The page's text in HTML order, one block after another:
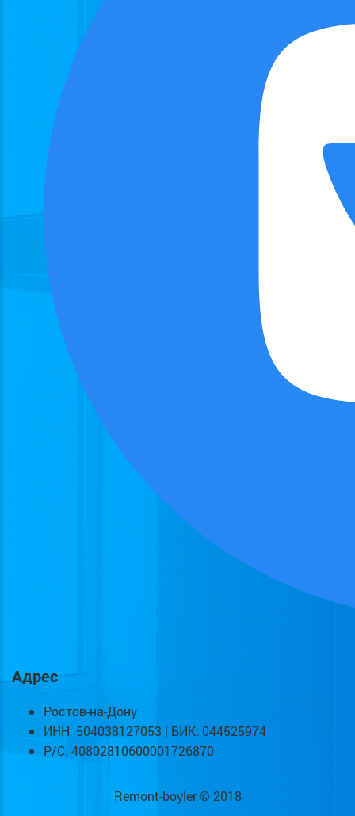
Адрес
Ростов-на-Дону
ИНН: 504038127053 | БИК: 044525974
Р/С: 40802810600001726870
Remont-boyler © 2018